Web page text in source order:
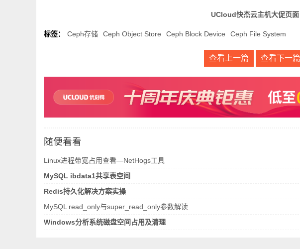
UCloud快杰云主机大促页面
标签： Ceph存储 Ceph Object Store Ceph Block Device Ceph File System
查看上一篇 查看下一篇
随便看看
Linux进程带宽占用查看—NetHogs工具
MySQL ibdata1共享表空间
Redis持久化解决方案实操
MySQL read_only与super_read_only参数解读
Windows分析系统磁盘空间占用及清理